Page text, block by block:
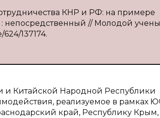
КНР и РФ: на примере
: непосредственный // Молодой
137174.
Китайской Народной Республики
реализуемое в рамках
край, Республику